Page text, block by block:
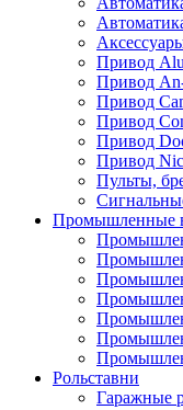
Привод
Привод
Привод
Привод
Привод
Привод
Пульты,
Промышленные
Рольставни
Гаражные